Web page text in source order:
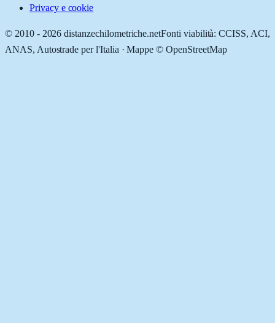
Privacy e cookie
© 2010 - 2026 distanzechilometriche.netFonti viabilità: CCISS, ACI,
ANAS, Autostrade per l'Italia · Mappe © OpenStreetMap